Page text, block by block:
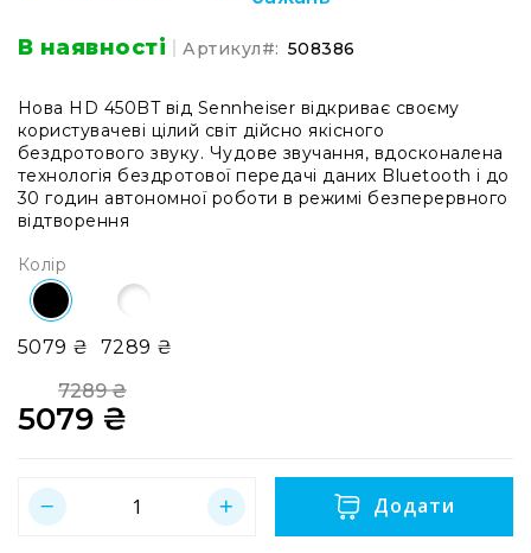
системи
Моніторінг
(IEM)
Приймачі
Передавачі
Мікрофонні
голови
RF
розподіл
В наявності Артикул 508386
Нова HD 450BT від Sennheiser відкриває своєму
користувачеві цілий світ дійсно якісного
бездротового звуку. Чудове звучання, вдосконалена
технологія бездротової передачі даних Bluetooth і до
30 годин автономної роботи в режимі безперервного
відтворення
Колір
5079 ₴ 7289 ₴
5079 ₴
7289 ₴
Додати